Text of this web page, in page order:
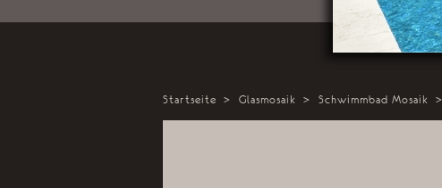
Startseite > Glasmosaik > Schwimmbad Mosaik >